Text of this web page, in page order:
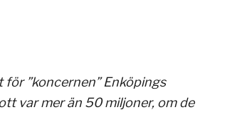
”koncernen” Enköpings
var mer än 50 miljoner, om de